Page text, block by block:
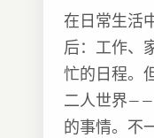
在日常生活
后：工作、
忙的日程。
二人世界——
的事情。不